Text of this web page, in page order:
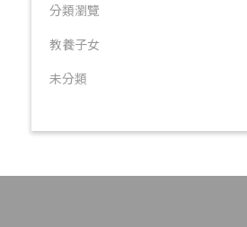
分類瀏覽
教養子女
未分類